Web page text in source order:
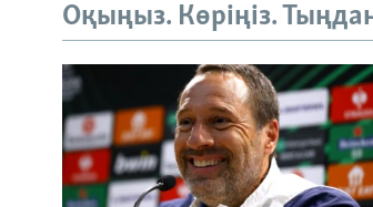
Оқыңыз. Көріңіз.